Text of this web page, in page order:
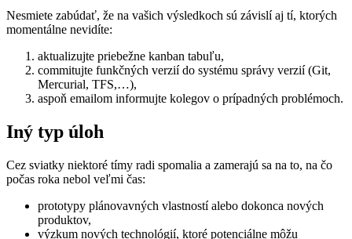
Nesmiete zabúdať, že na vašich výsledkoch sú závislí aj tí, ktorých
momentálne nevidíte:
aktualizujte priebežne kanban tabuľu,
commitujte funkčných verzií do systému správy verzií (Git,
Mercurial, TFS,…),
aspoň emailom informujte kolegov o prípadných problémoch.
Iný typ úloh
Cez sviatky niektoré tímy radi spomalia a zamerajú sa na to, na čo
počas roka nebol veľmi čas:
prototypy plánovavných vlastností alebo dokonca nových
produktov,
výzkum nových technológií, ktoré potenciálne môžu